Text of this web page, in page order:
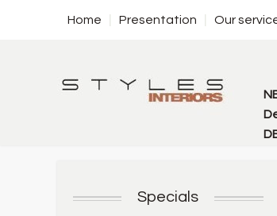
Home Presentation Our
Specials